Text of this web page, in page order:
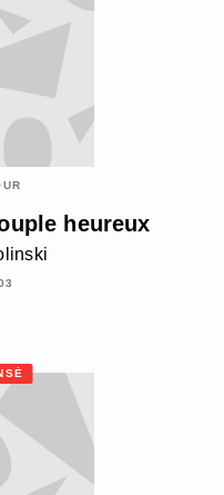
heureux